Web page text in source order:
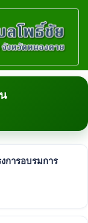
การอบรมการ